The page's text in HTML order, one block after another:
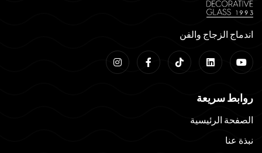
اندماج الزجاج والفن
روابط سريعة
الصفحة الرئيسية
نبذة عنا